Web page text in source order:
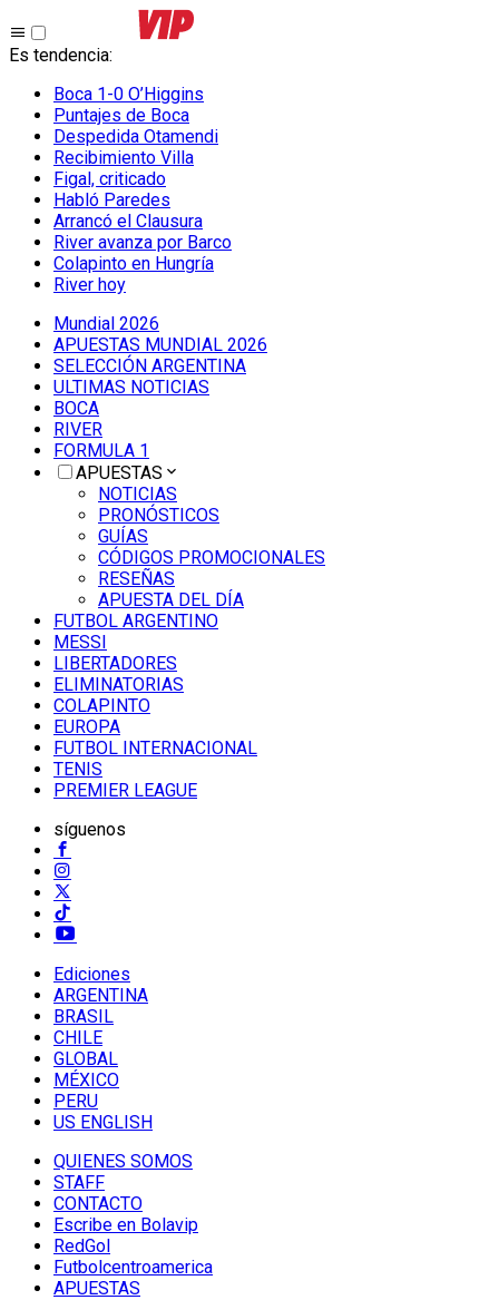
Es tendencia:
Boca 1-0 O’Higgins
Puntajes de Boca
Despedida Otamendi
Recibimiento Villa
Figal, criticado
Habló Paredes
Arrancó el Clausura
River avanza por Barco
Colapinto en Hungría
River hoy
Mundial 2026
APUESTAS MUNDIAL 2026
SELECCIÓN ARGENTINA
ULTIMAS NOTICIAS
BOCA
RIVER
FORMULA 1
APUESTAS
NOTICIAS
PRONÓSTICOS
GUÍAS
CÓDIGOS PROMOCIONALES
RESEÑAS
APUESTA DEL DÍA
FUTBOL ARGENTINO
MESSI
LIBERTADORES
ELIMINATORIAS
COLAPINTO
EUROPA
FUTBOL INTERNACIONAL
TENIS
PREMIER LEAGUE
síguenos
Ediciones
ARGENTINA
BRASIL
CHILE
GLOBAL
MÉXICO
PERU
US ENGLISH
QUIENES SOMOS
STAFF
CONTACTO
Escribe en Bolavip
RedGol
Futbolcentroamerica
APUESTAS